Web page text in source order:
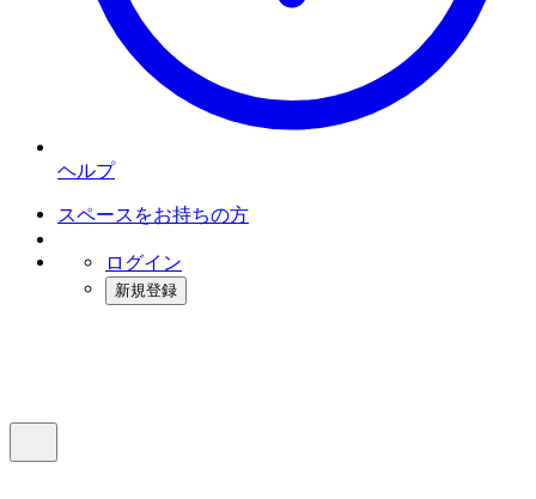
ヘルプ
スペースをお持ちの方
ログイン
新規登録